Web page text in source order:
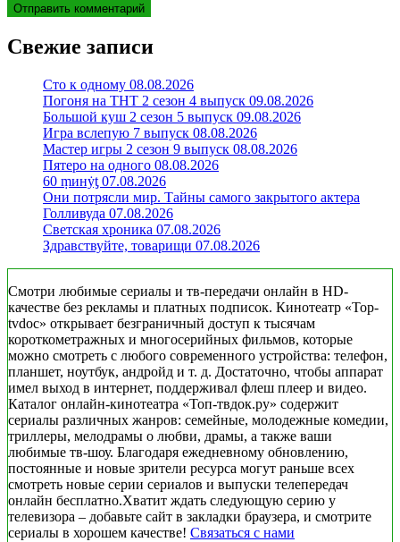
Свежие записи
Сто к одному 08.08.2026
Погоня на ТНТ 2 сезон 4 выпуск 09.08.2026
Большой куш 2 сезон 5 выпуск 09.08.2026
Игра вслепую 7 выпуск 08.08.2026
Мастер игры 2 сезон 9 выпуск 08.08.2026
Пятеро на одного 08.08.2026
60 ṃинẏƫ 07.08.2026
Они потрясли мир. Тайны самого закрытого актера
Голливуда 07.08.2026
Светская хроника 07.08.2026
Здравствуйте, товарищи 07.08.2026
Смотри любимые сериалы и тв-передачи онлайн в HD-
качестве без рекламы и платных подписок. Кинотеатр «Top-
tvdoc» открывает безграничный доступ к тысячам
короткометражных и многосерийных фильмов, которые
можно смотреть с любого современного устройства: телефон,
планшет, ноутбук, андройд и т. д. Достаточно, чтобы аппарат
имел выход в интернет, поддерживал флеш плеер и видео.
Каталог онлайн-кинотеатра «Топ-твдок.ру» содержит
сериалы различных жанров: семейные, молодежные комедии,
триллеры, мелодрамы о любви, драмы, а также ваши
любимые тв-шоу. Благодаря ежедневному обновлению,
постоянные и новые зрители ресурса могут раньше всех
смотреть новые серии сериалов и выпуски телепередач
онлайн бесплатно.Хватит ждать следующую серию у
телевизора – добавьте сайт в закладки браузера, и смотрите
сериалы в хорошем качестве! Связаться с нами